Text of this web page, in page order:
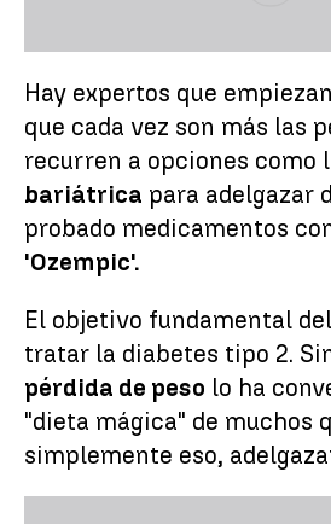
Hay expertos que
que cada vez son más las
recurren a opciones como
bariátrica para adelgazar
probado medicamentos
'Ozempic'.
El objetivo fundamental
tratar la diabetes tipo 2.
pérdida de peso lo ha
"dieta mágica" de muchos
simplemente eso,